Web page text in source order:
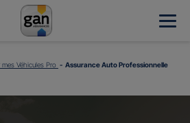
mes Véhicules Pro Assurance Auto Professionnelle